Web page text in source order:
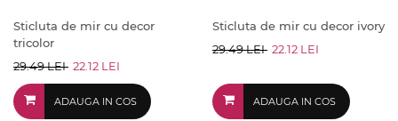
Sticluta de mir cu decor
tricolor
29.49 LEI 22.12 LEI
ADAUGA IN COS
Sticluta de mir cu decor ivory
29.49 LEI 22.12 LEI
ADAUGA IN COS